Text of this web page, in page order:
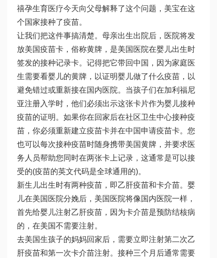
禧孕生育医疗今天向父母解释了这个问题，美宝在这
个国家接种了疫苗。
让我们把这件事搞清楚。母亲出生出院后，医院将发
放美国疫苗卡，俗称黄牌，是美国医院在婴儿出生时
签发的接种记录卡。记得把它带回中国，因为家庭医
生需要看婴儿的黄牌，以证明婴儿做了什么疫苗，以
避免错过或重新接在国内医院。当孩子们在加利福尼
亚注册入学时，他们必须出示这张卡片作为婴儿接种
疫苗的证明。如果你在回家后在社区卫生中心接种疫
苗，你必须重新建立疫苗卡并在中国申请疫苗卡。您
也可以每次接种疫苗时随身携带美国黄牌，并要求医
务人员帮助您同时在两张卡上记录，这通常是可以接
受的(疫苗的英文代码是全球通用的)。
新生儿出生时有两种疫苗，即乙肝疫苗和卡介苗。婴
儿在美国医院分娩后，美国医院将像国内医院一样，
首先给婴儿注射乙肝疫苗，因为卡介苗是预防结核病
的，在美国不需要注射。
去美国生孩子的妈妈回家后，需要立即注射第二次乙
肝疫苗和第一次卡介苗注射。接种三个月后通常需要